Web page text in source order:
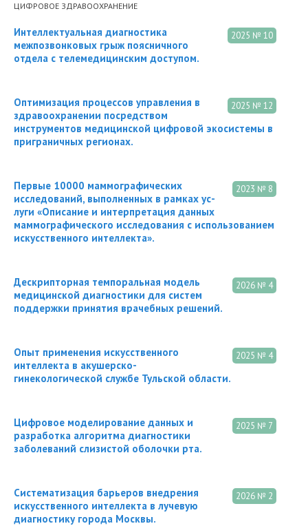
ЦИФРОВОЕ ЗДРАВООХРАНЕНИЕ
2025 № 10
Интеллектуальная диагностика
межпозвонковых грыж поясничного
отдела с телемедицинским доступом.
2025 № 12
Оптимизация процессов управления в
здравоохранении посредством
инструментов медицинской цифровой экосистемы в
приграничных регионах.
2023 № 8
Первые 10000 маммографических
исследований, выполненных в рамках ус-
луги «Описание и интерпретация данных
маммографического исследования с использованием
искусственного интеллекта».
2026 № 4
Дескрипторная темпоральная модель
медицинской диагностики для систем
поддержки принятия врачебных решений.
2025 № 4
Опыт применения искусственного
интеллекта в акушерско-
гинекологической службе Тульской области.
2025 № 7
Цифровое моделирование данных и
разработка алгоритма диагностики
заболеваний слизистой оболочки рта.
2026 № 2
Систематизация барьеров внедрения
искусственного интеллекта в лучевую
диагностику города Москвы.